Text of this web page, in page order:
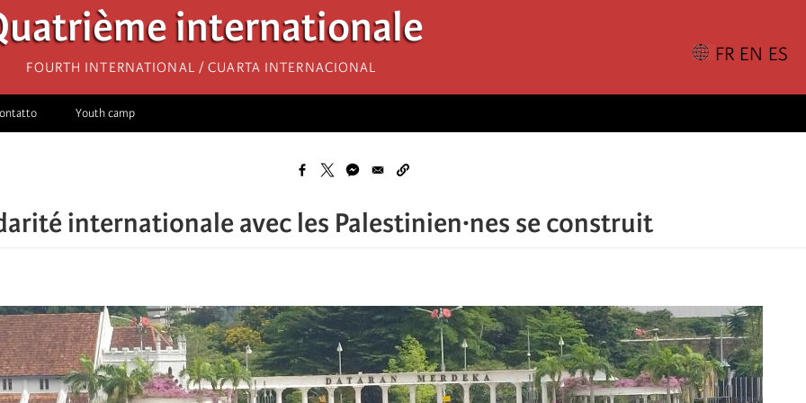
internationale
Fourth International / Cuarta Internacional
Youth camp
internationale avec les Palestinien·nes se construit